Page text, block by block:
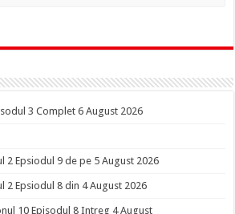
3 Complet 6 August 2026
2 Epsiodul 9 de pe 5 August 2026
2 Epsiodul 8 din 4 August 2026
10 Episodul 8 Intreg 4 August